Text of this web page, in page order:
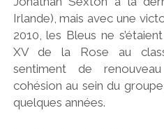
Irlande), mais avec une
2010, les Bleus ne
XV de la Rose au
sentiment de
cohésion au sein du
quelques années.